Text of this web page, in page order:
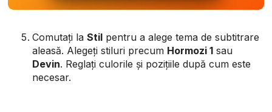
Comutați laStil pentru a alege tema de subtitrare
aleasă. Alegeți stiluri precum Hormozi 1 sau
Devin. Reglați culorile și pozițiile după cum este
necesar.